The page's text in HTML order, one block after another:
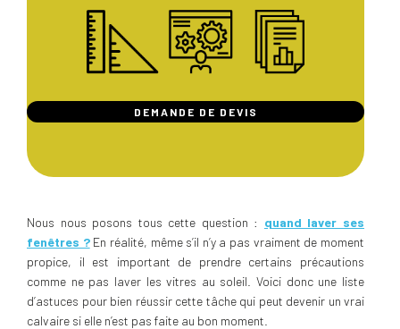
DEMANDE DE DEVIS
Nous nous posons tous cette question : quand laver ses
fenêtres ?En réalité, même s’il n’y a pas vraiment de moment
propice, il est important de prendre certains précautions
comme ne pas laver les vitres au soleil. Voici donc une liste
d’astuces pour bien réussir cette tâche qui peut devenir un vrai
calvaire si elle n’est pas faite au bon moment.